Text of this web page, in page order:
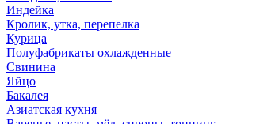
Индейка
Кролик, утка, перепелка
Курица
Полуфабрикаты охлажденные
Свинина
Яйцо
Бакалея
Азиатская кухня